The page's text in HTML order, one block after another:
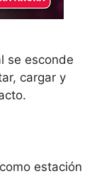
se esconde
cargar y
estación